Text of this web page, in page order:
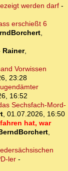
werden darf-
erschießt 6
,
Rainer,
Vorwissen
23:28
16:52
Sechsfach-Mord-
, 01.07.2026, 16:50
hat, war
,
ler -